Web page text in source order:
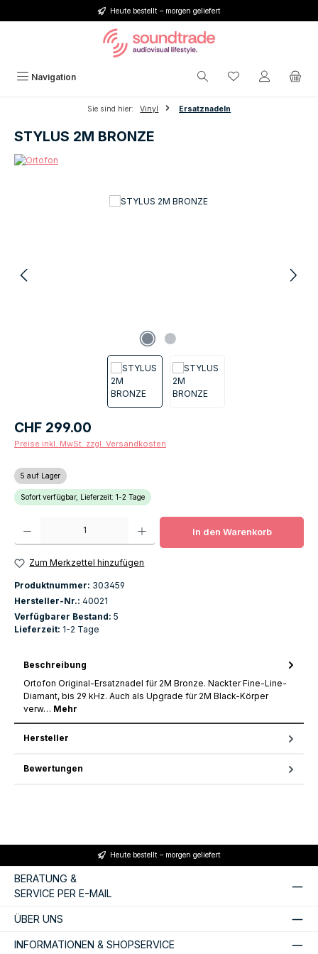
Zum Hauptinhalt springenHeute bestellt – morgen geliefert
Navigation Du hast 0
Sie sind hier: Vinyl Ersatznadeln
STYLUS 2M BRONZE
Bildergalerie überspringen
Regulärer Preis:
CHF 299.00
Preise inkl. MwSt. zzgl. Versandkosten
5 auf Lager
Sofort verfügbar, Lieferzeit: 1-2 Tage
Produkt Anzahl: Gib den gewünschten Wert ein oder benutze die
In den Warenkorb
Zum Merkzettel hinzufügen
Produktnummer: 303459
Hersteller-Nr.: 40021
Verfügbarer Bestand: 5
Lieferzeit: 1-2 Tage
Beschreibung
Ortofon Original-Ersatznadel für 2M Bronze. Nackter Fine-Line-
Diamant, bis 29 kHz. Auch als Upgrade für 2M Black-Körper
verw… Mehr
Hersteller
Bewertungen
Heute bestellt – morgen geliefert
BERATUNG &
SERVICE PER E-MAIL
ÜBER UNS
INFORMATIONEN & SHOPSERVICE